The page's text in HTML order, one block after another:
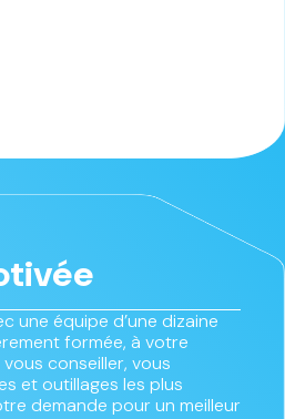
une équipe d’une dizaine
formée, à votre
conseiller, vous
et outillages les plus
demande pour un meilleur